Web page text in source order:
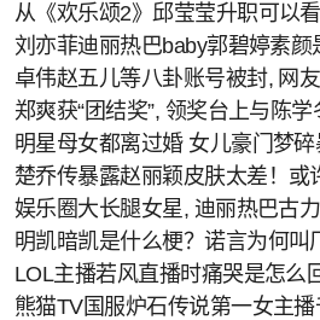
从《欢乐颂2》邱莹莹升职可以
刘亦菲迪丽热巴baby郭碧婷素颜
卓伟赵五儿等八卦账号被封, 网
郑爽获“团结奖”, 领奖台上与陈学
明星母女都离过婚 女儿豪门梦
楚乔传暴露赵丽颖皮肤太差！或
娱乐圈大长腿女星, 迪丽热巴古
明凯暗凯是什么梗？诺言为何叫
LOL主播若风直播时痛哭是怎么
熊猫TV国服炉石传说第一女主